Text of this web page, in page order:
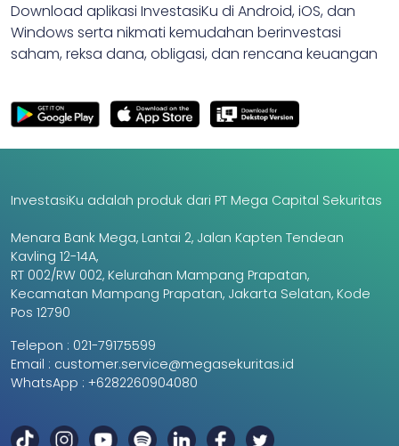
Download aplikasi InvestasiKu di Android, iOS, dan
Windows serta nikmati kemudahan berinvestasi
saham, reksa dana, obligasi, dan rencana keuangan
InvestasiKu adalah produk dari PT Mega Capital Sekuritas
Menara Bank Mega, Lantai 2, Jalan Kapten Tendean
Kavling 12-14A,
RT 002/RW 002, Kelurahan Mampang Prapatan,
Kecamatan Mampang Prapatan, Jakarta Selatan, Kode
Pos 12790
Telepon : 021-79175599
Email : customer.service@megasekuritas.id
WhatsApp : +6282260904080